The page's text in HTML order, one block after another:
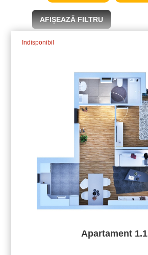
AFIȘEAZĂ FILTRU
Indisponibil
Apartament 1.1